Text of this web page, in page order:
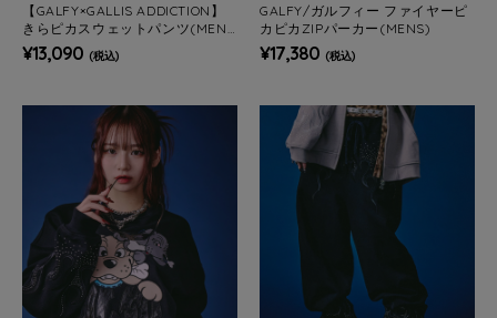
【GALFY×GALLIS ADDICTION】
きらピカスウェットパンツ(MEN
S)
¥13,090 (税込)
GALFY/ガルフィー ファイヤーピ
カピカZIPパーカー(MENS)
¥17,380 (税込)